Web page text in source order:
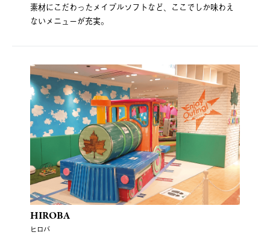
素材にこだわったメイプルソフトなど、ここでしか味わえ
ないメニューが充実。
HIROBA
ヒロバ